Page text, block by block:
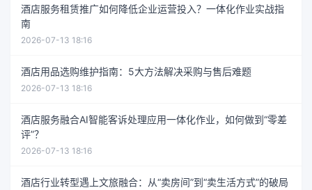
酒店服务租赁推广如何降低企业运营投入？一体化作业实战指
南
2026-07-13 18:16
酒店用品选购维护指南：5大方法解决采购与售后难题
2026-07-13 18:16
酒店服务融合AI智能客诉处理应用一体化作业，如何做到“零差
评”？
2026-07-13 18:16
酒店行业转型遇上文旅融合：从“卖房间”到“卖生活方式”的破局